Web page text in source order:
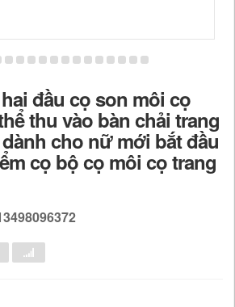
đầu cọ son môi cọ
thu vào bàn chải trang
cho nữ mới bắt đầu
cọ bộ cọ môi cọ trang